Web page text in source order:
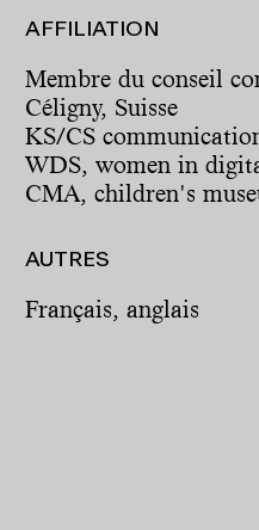
AFFILIATION
Membre du conseil
Céligny, Suisse
KS/CS
WDS, women in
CMA, children's
AUTRES
Français, anglais